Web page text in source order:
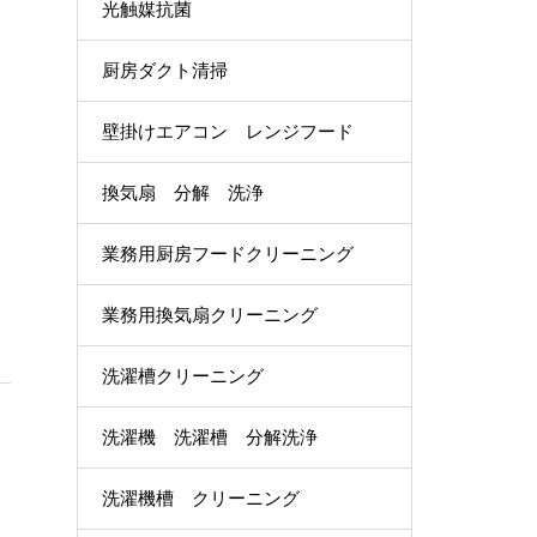
光触媒抗菌
厨房ダクト清掃
壁掛けエアコン レンジフード
換気扇 分解 洗浄
業務用厨房フードクリーニング
業務用換気扇クリーニング
洗濯槽クリーニング
洗濯機 洗濯槽 分解洗浄
洗濯機槽 クリーニング